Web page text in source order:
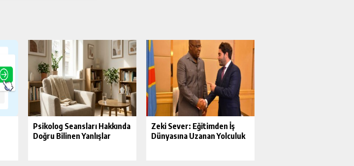
Psikolog Seansları Hakkında
Doğru Bilinen Yanlışlar
Zeki Sever: Eğitimden İş
Dünyasına Uzanan Yolculuk